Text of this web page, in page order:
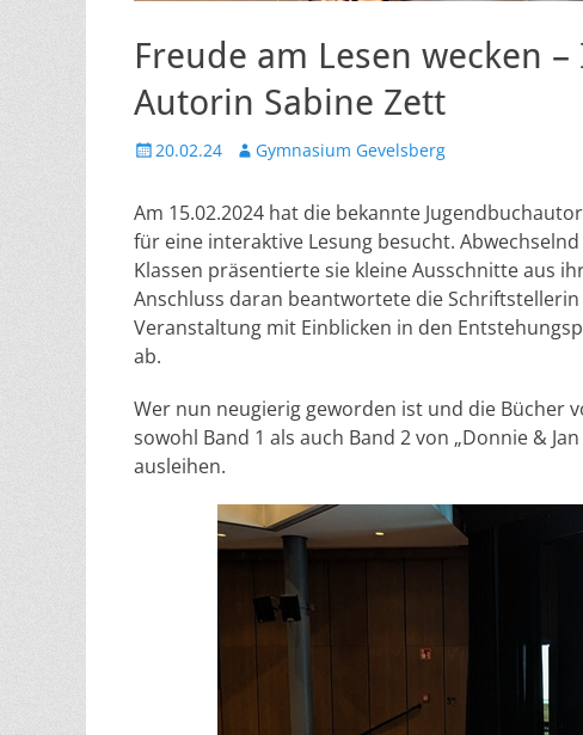
Freude am Lesen wecken
Autorin Sabine Zett
Veröffentlicht
20.02.24 AutorGymnasium Gevelsberg
Am 15.02.2024 hat die bekannte
für eine interaktive Lesung besucht.
Klassen präsentierte sie kleine Ausschnitte aus
Anschluss daran beantwortete die
Veranstaltung mit Einblicken in den
ab.
Wer nun neugierig geworden ist und die Bücher
sowohl Band 1 als auch Band 2 von „Donnie &
ausleihen.